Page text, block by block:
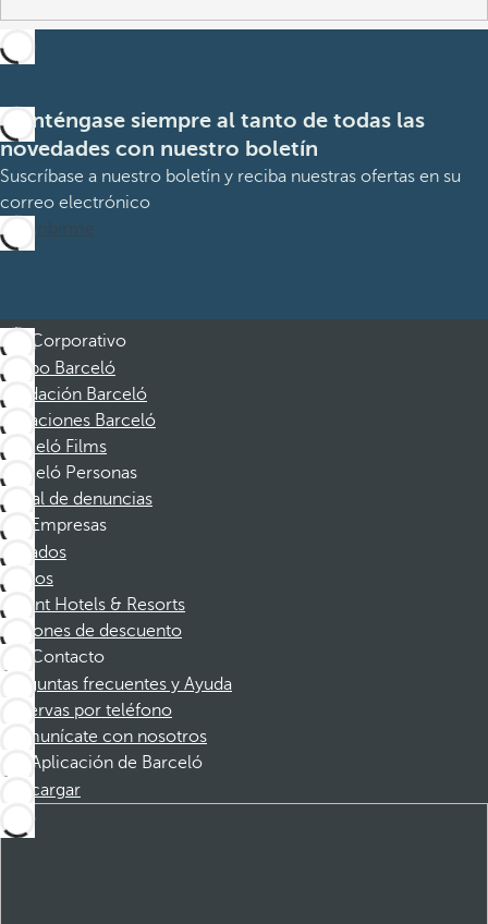
Manténgase siempre al tanto de todas las
novedades con nuestro boletín
Suscríbase a nuestro boletín y reciba nuestras ofertas en su
correo electrónico
Suscribirme
Corporativo
Grupo Barceló
Fundación Barceló
Vacaciones Barceló
Barceló Films
Barceló Personas
Canal de denuncias
Empresas
Afiliados
Socios
Dorint Hotels & Resorts
Cupones de descuento
Contacto
Preguntas frecuentes y Ayuda
Reservas por teléfono
Comunícate con nosotros
Aplicación de Barceló
Descargar